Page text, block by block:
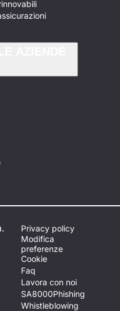
Privacy policy
Modifica
preferenze
Cookie
Faq
Lavora con noi
SA8000Phishing
Whistleblowing